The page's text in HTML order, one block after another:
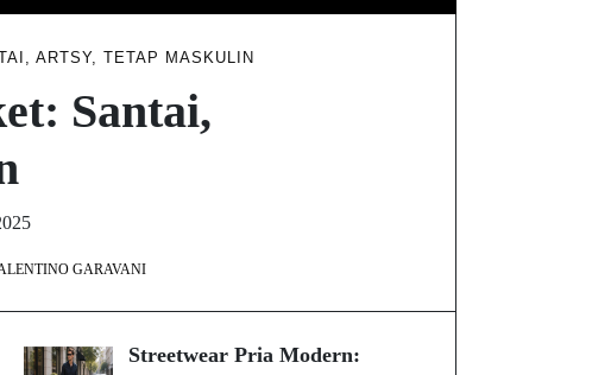
ARTSY, TETAP MASKULIN
Santai,
GARAVANI
Streetwear Pria Modern: